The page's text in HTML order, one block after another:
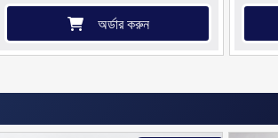
অর্ডার করুন